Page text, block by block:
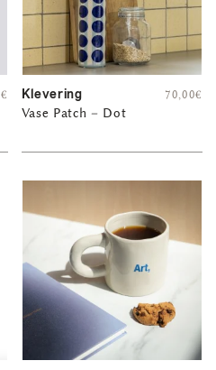
€ Klevering
Vase Patch – Dot
70,00€